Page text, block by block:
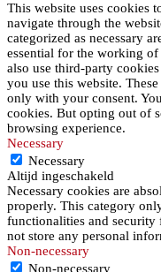
This website uses cookies
navigate through the
categorized as necessary
essential for the working
also use third-party
you use this website.
only with your consent.
cookies. But opting out of
browsing experience.
Necessary
Necessary
Altijd ingeschakeld
Necessary cookies are
properly. This category
functionalities and security
not store any personal
Non-necessary
Non-necessary